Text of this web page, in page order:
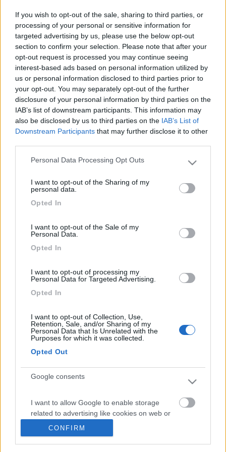
If you wish to opt-out of the sale, sharing to third parties, or
processing of your personal or sensitive information for
targeted advertising by us, please use the below opt-out
section to confirm your selection. Please note that after your
opt-out request is processed you may continue seeing
interest-based ads based on personal information utilized by
us or personal information disclosed to third parties prior to
your opt-out. You may separately opt-out of the further
disclosure of your personal information by third parties on the
IAB’s list of downstream participants. This information may
also be disclosed by us to third parties on the IAB’s List of
Downstream Participants that may further disclose it to other
Please note that this website/app uses one or more Google
not limited to your visit or usage behaviour. You may click to
use your data for below specified purposes in below Google
Personal Data Processing Opt Outs
I want to opt-out of the Sharing of my
personal data.
Opted In
I want to opt-out of the Sale of my
Personal Data.
Opted In
I want to opt-out of processing my
Personal Data for Targeted Advertising.
Opted In
I want to opt-out of Collection, Use,
Retention, Sale, and/or Sharing of my
Personal Data that Is Unrelated with the
Purposes for which it was collected.
Opted Out
Google consents
I want to allow Google to enable storage
related to advertising like cookies on web or
device identifiers in apps.
CONFIRM
anticipatamente e saluto cordialmente.
Roberto
Trivan
442
Inserito il22/08/2018 alle:22:14:32
In risposta al messaggio di robertovc del 21/08/2018 15:49:36
Ciao a tutti, prima che inizi l'anno scolastico per i ns 2 figli, Andrea 12
anni ed Helsa 10 anni, vorremmo visitare la Sardegna, a noi sconosciuta.
cordialmente. Roberto ​​
Ciao ti consiglio di posticipare all'anno prossimo quest'anno il
tempo é pessimo
piove tutti i giorni e sembra che
continuerà anche fino a quel periodo.in caso contrario chiedi
Trivan
442
In risposta al messaggio dirobertovcdel 21/08/2018 15:49:36
Ciao a tutti, prima che inizi l'anno scolastico per i ns 2 figli, Andrea 12
migliore riuscita del viaggio. Ringrazio anticipatamente e saluto
cordialmente. Roberto ​​
tempo é pessimo
continuerà anche fino a quel periodo.in caso contrario chiedi
pure che zona vorresti fare?Ciao
Argomenti recenti